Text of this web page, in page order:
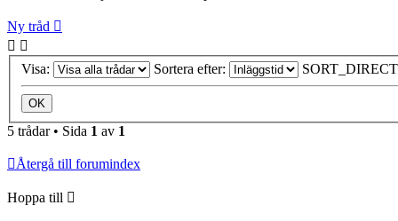
Ny tråd
Visa: Sortera efter:
5 trådar • Sida 1 av 1
Återgå till forumindex
Hoppa till